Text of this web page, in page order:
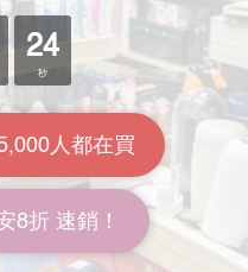
PLAY & JOY PJ1 PLUS Go 男
性延時保養液 (加強版) 隨身
瓶 1入裝
HK$168.00
HK$198.00
8.5折